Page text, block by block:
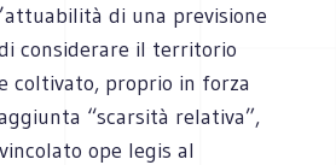
di una previsione
considerare il territorio
coltivato, proprio in forza
“scarsità relativa”,
ope legis al